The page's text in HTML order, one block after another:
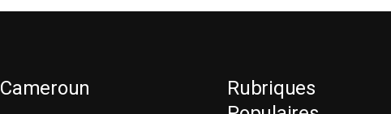
Cameroun
Rubriques